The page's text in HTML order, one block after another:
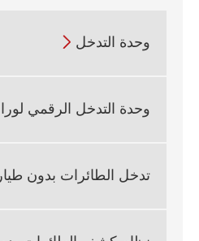
وحدة التدخل 
وحدة التدخل الرقمي لورا
تدخل الطائرات بدون طيار